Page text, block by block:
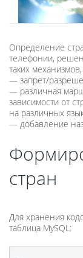
Определение
телефонии,
таких механизмов,
— запрет/
— различная
зависимости от
на различных
— добавление
стран
Для хранения
таблица MySQL: